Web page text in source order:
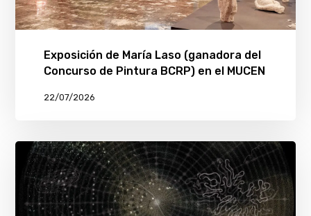
Exposición de María Laso (ganadora del
Concurso de Pintura BCRP) en el MUCEN
22/07/2026